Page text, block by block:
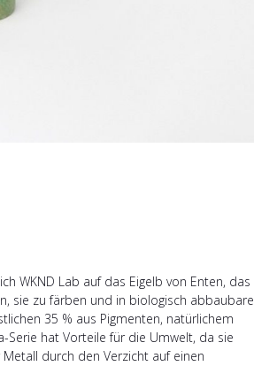
WKND Lab auf das Eigelb von Enten, das
sie zu färben und in biologisch abbaubare
35 % aus Pigmenten, natürlichem
Serie hat Vorteile für die Umwelt, da sie
durch den Verzicht auf einen